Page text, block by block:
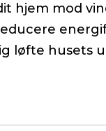
hjem mod
løfte husets